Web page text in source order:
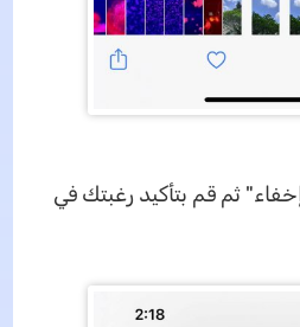
على "إخفاء" ثم قم بتأكيد رغبتك في